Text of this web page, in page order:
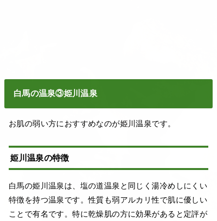
白馬の温泉③姫川温泉
お肌の弱い方におすすめなのが姫川温泉です。
姫川温泉の特徴
白馬の姫川温泉は、塩の道温泉と同じく湯冷めしにくい
特徴を持つ温泉です。性質も弱アルカリ性で肌に優しい
ことで有名です。特に乾燥肌の方に効果があると定評が